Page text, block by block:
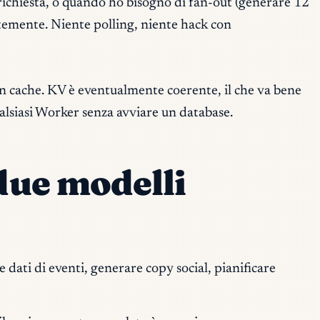
o quando ho bisogno di fan-out (generare 12
Niente polling, niente hack con
KV è eventualmente coerente, il che va bene
Worker senza avviare un database.
modelli
di eventi, generare copy social, pianificare